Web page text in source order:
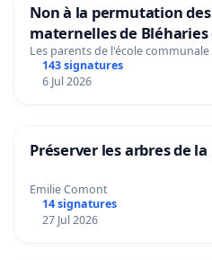
Non à la permutation
maternelles de Bléharies
Préservons la stabilité de
Les parents de l'école
143 signatures
6 Jul 2026
Préserver les arbres de
Emilie Comont
14 signatures
27 Jul 2026